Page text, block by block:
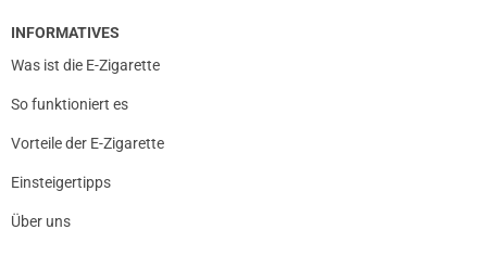
INFORMATIVES
Was ist die E-Zigarette
So funktioniert es
Vorteile der E-Zigarette
Einsteigertipps
Über uns